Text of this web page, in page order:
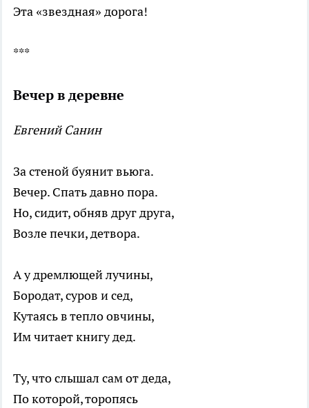
Эта «звездная» дорога!
***
Вечер в деревне
Евгений Санин
За стеной буянит вьюга.
Вечер. Спать давно пора.
Но, сидит, обняв друг друга,
Возле печки, детвора.
А у дремлющей лучины,
Бородат, суров и сед,
Кутаясь в тепло овчины,
Им читает книгу дед.
Ту, что слышал сам от деда,
По которой, торопясь